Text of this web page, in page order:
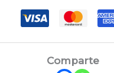
Comparte